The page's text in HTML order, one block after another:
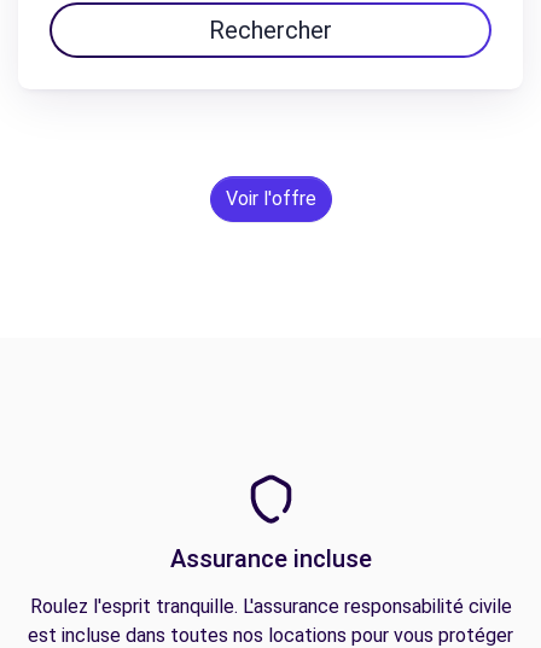
Rechercher
Voir l'offre
Assurance incluse
Roulez l'esprit tranquille. L'assurance responsabilité civile
est incluse dans toutes nos locations pour vous protéger